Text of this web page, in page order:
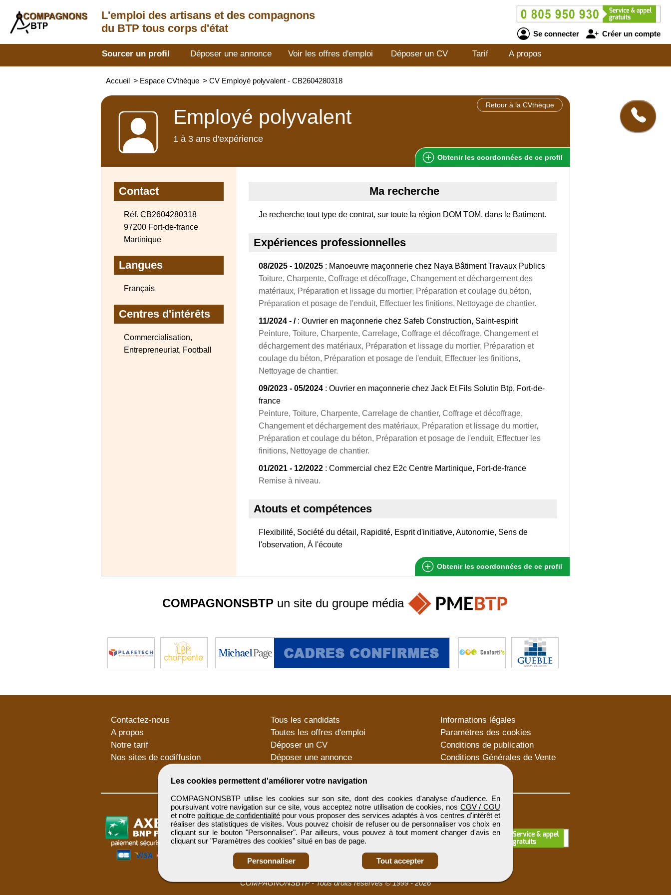
L'emploi des artisans et des compagnons
du BTP tous corps d'état
Se connecter Créer un compte
Sourcer un profil Déposer une annonce Voir les offres d'emploi Déposer un CV Tarif A propos
Accueil > Espace CVthèque > CV Employé polyvalent - CB2604280318
Retour à la CVthèque
Employé polyvalent
1 à 3 ans d'expérience
Obtenir les coordonnées de ce profil
Contact
Réf. CB2604280318
97200 Fort-de-france
Martinique
Langues
Français
Centres d'intérêts
Commercialisation,
Entrepreneuriat, Football
Ma recherche
Je recherche tout type de contrat, sur toute la région DOM TOM, dans le Batiment.
Expériences professionnelles
08/2025 - 10/2025 : Manoeuvre maçonnerie chez Naya Bâtiment Travaux Publics
Toiture, Charpente, Coffrage et décoffrage, Changement et déchargement des
matériaux, Préparation et lissage du mortier, Préparation et coulage du béton,
Préparation et posage de l'enduit, Effectuer les finitions, Nettoyage de chantier.
11/2024 - /: Ouvrier en maçonnerie chez Safeb Construction, Saint-espirit
Peinture, Toiture, Charpente, Carrelage, Coffrage et décoffrage, Changement et
déchargement des matériaux, Préparation et lissage du mortier, Préparation et
coulage du béton, Préparation et posage de l'enduit, Effectuer les finitions,
Nettoyage de chantier.
09/2023 - 05/2024 : Ouvrier en maçonnerie chez Jack Et Fils Solutin Btp, Fort-de-
france
Peinture, Toiture, Charpente, Carrelage de chantier, Coffrage et décoffrage,
Changement et déchargement des matériaux, Préparation et lissage du mortier,
Préparation et coulage du béton, Préparation et posage de l'enduit, Effectuer les
finitions, Nettoyage de chantier.
01/2021 - 12/2022 : Commercial chez E2c Centre Martinique, Fort-de-france
Remise à niveau.
Atouts et compétences
Flexibilité, Société du détail, Rapidité, Esprit d'initiative, Autonomie, Sens de
l'observation, À l'écoute
Obtenir les coordonnées de ce profil
Les cookies permettent d'améliorer votre navigation
COMPAGNONSBTP utilise les cookies sur son site, dont des cookies d'analyse d'audience. En
poursuivant votre navigation sur ce site, vous acceptez notre utilisation de cookies, nos CGV / CGU
et notre politique de confidentialitépour vous proposer des services adaptés à vos centres d'intérêt et
réaliser des statistiques de visites. Vous pouvez choisir de refuser ou de personnaliser vos choix en
cliquant sur le bouton "Personnaliser". Par ailleurs, vous pouvez à tout moment changer d'avis en
cliquant sur "Paramètres des cookies" situé en bas de page.
Personnaliser Tout accepter
COMPAGNONSBTP un site du groupe média
Contactez-nous
A propos
Notre tarif
Nos sites de codiffusion
Tous les candidats
Toutes les offres d'emploi
Déposer un CV
Déposer une annonce
Informations légales
Paramètres des cookies
Conditions de publication
Conditions Générales de Vente
COMPAGNONSBTP -Tous droits réservés © 1999 - 2026